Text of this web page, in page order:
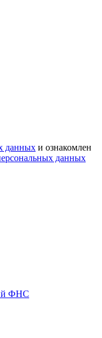
данных и ознакомлен
данных
ФНС